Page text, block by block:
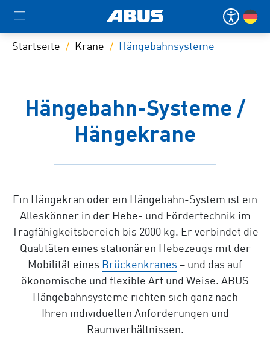
Startseite Krane Hängebahnsysteme
Hängebahn-Systeme /
Hängekrane
Ein Hängekran oder ein Hängebahn-System ist ein
Alleskönner in der Hebe- und Fördertechnik im
Tragfähigkeitsbereich bis 2000 kg. Er verbindet die
Qualitäten eines stationären Hebezeugs mit der
Mobilität eines Brückenkranes – und das auf
ökonomische und flexible Art und Weise. ABUS
Hängebahnsysteme richten sich ganz nach
Ihren individuellen Anforderungen und
Raumverhältnissen.